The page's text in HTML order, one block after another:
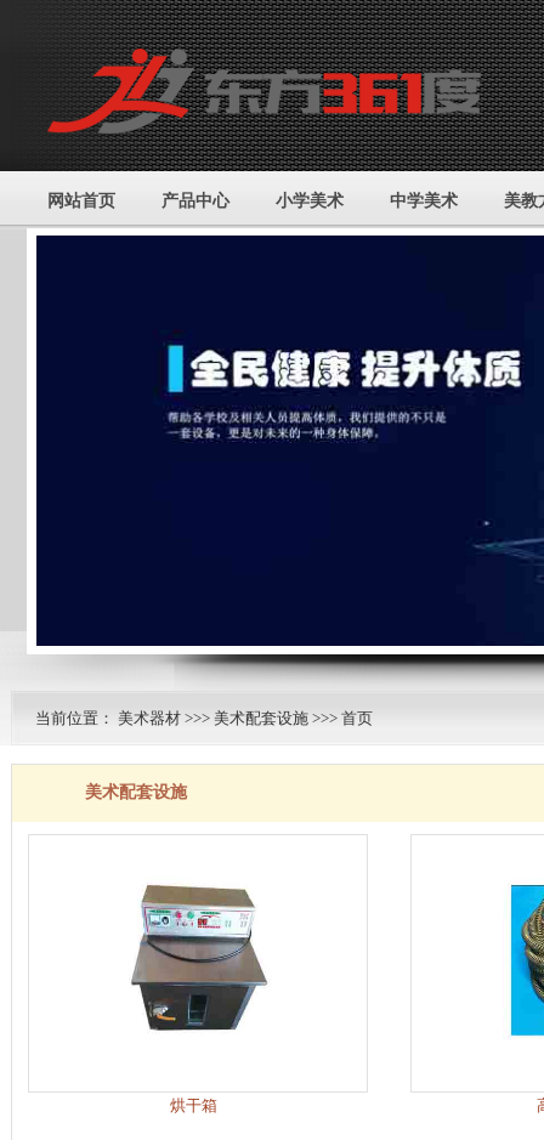
网站首页 产品中心 小学美术 中学美术 美教
当前位置： 美术器材 >>> 美术配套设施 >>> 首页
美术配套设施
烘干箱